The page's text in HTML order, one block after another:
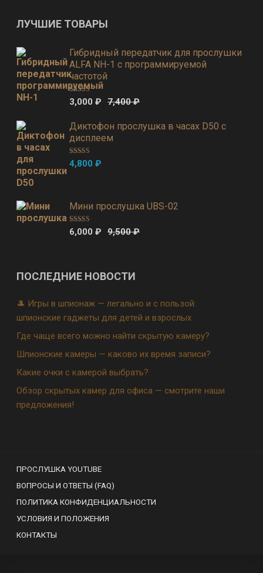
ЛУЧШИЕ ТОВАРЫ
Гибридный передатчик для прослушки
ALFA NH-1 с программируемой
частотой
Оценка 5.00
из 5 7,400₽
3,000₽
Диктофон прослушка в часах D50 с
дисплеем
Оценка 5.00
из 5
4,800₽
Мини прослушка UBS-02
Оценка 5.00
из 5 9,500₽
6,000₽
ПОСЛЕДНИЕ НОВОСТИ
🎩 Игры в шпионаж — легально и с пользой:
шпионские гаджеты для детей и взрослых
Где чаще всего можно найти скрытую камеру?
Шпионские камеры — каково их время записи?
Какие очки с камерой выбрать?
Обзор скрытых камер для офиса — смотрите наши
предложения!
ПРОСЛУШКА YOUTUBE
ВОПРОСЫ И ОТВЕТЫ (FAQ)
ПОЛИТИКА КОНФИДЕНЦИАЛЬНОСТИ
УСЛОВИЯ И ПОЛОЖЕНИЯ
КОНТАКТЫ